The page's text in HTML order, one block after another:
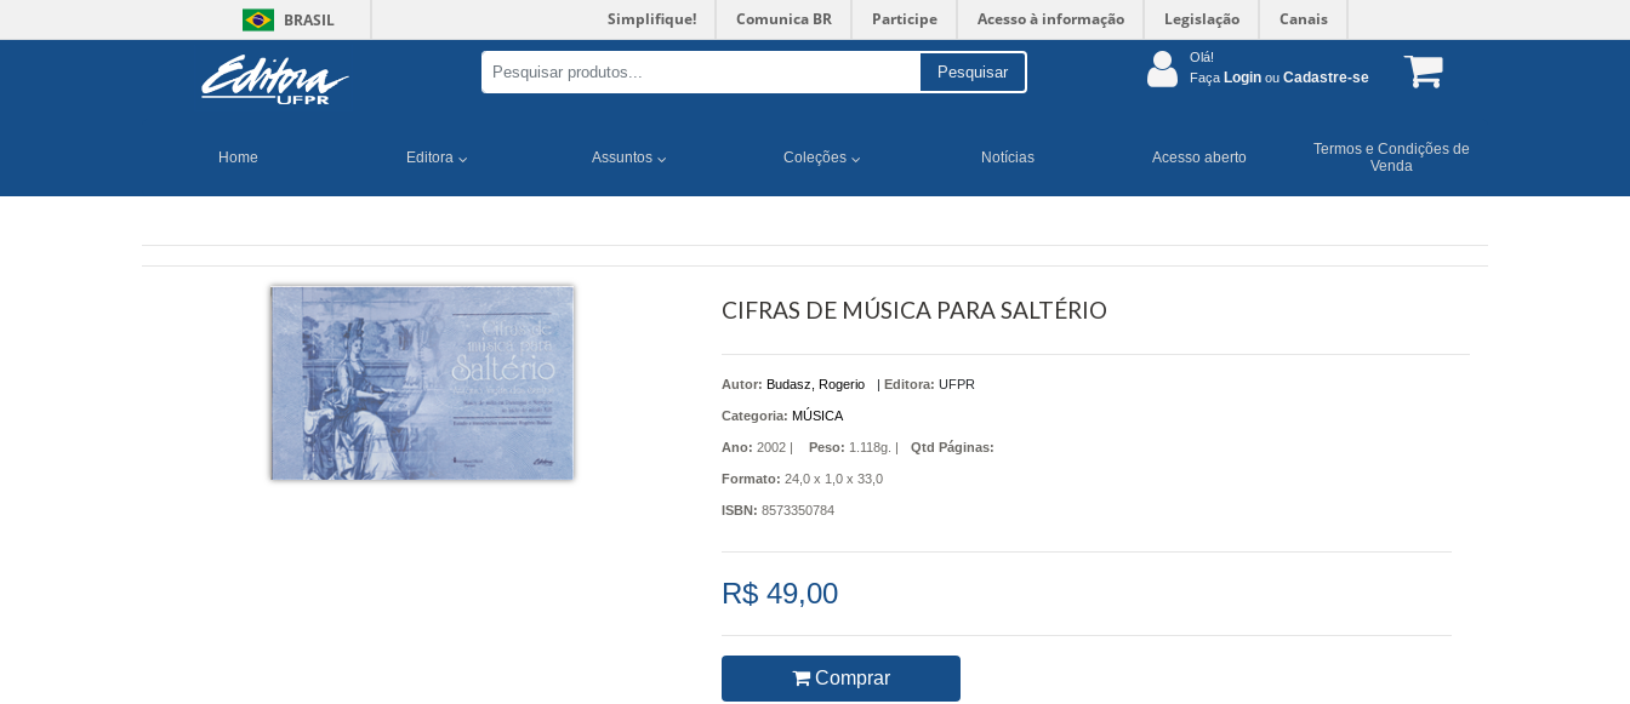
BRASIL Simplifique! Comunica BR Participe Acesso à informação Legislação Canais
Pesquisar
Olá!
Faça Login ou Cadastre-se
Home Editora Assuntos Coleções Notícias Acesso aberto
Termos e Condições de
Venda
CIFRAS DE MÚSICA PARA SALTÉRIO
Autor: Budasz, Rogerio | Editora: UFPR
Categoria: MÚSICA
Ano: 2002 | Peso: 1.118g. | Qtd Páginas:
Formato: 24,0 x 1,0 x 33,0
ISBN: 8573350784
R$ 49,00
Comprar